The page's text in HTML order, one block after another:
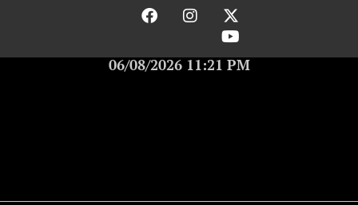
06/08/2026 11:21 PM